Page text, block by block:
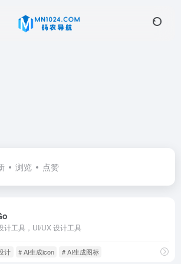
浏览 点赞
计工具，UI/UX 设计工具
计 # AI生成icon # AI生成图标